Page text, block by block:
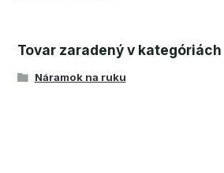
Tovar zaradený v kategóriách
Náramok na ruku